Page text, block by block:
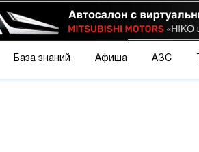
База знаний Афиша АЗС